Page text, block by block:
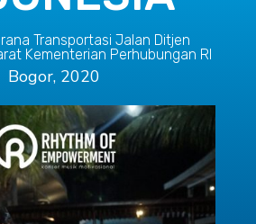
Transportasi Jalan Ditjen
Kementerian Perhubungan RI
Bogor, 2020